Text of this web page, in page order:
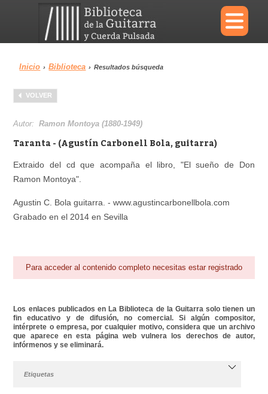
×
Menu
Biblioteca
Área personal
Inicio › Biblioteca › Resultados búsqueda
VOLVER
Autor:Ramon Montoya (1880-1949)
Taranta - (Agustín Carbonell Bola, guitarra)
Extraido del cd que acompaña el libro, "El sueño de Don
Ramon Montoya".
Agustin C. Bola guitarra. - www.agustincarbonellbola.com
Grabado en el 2014 en Sevilla
Para acceder al contenido completo necesitas estar registrado
Los enlaces publicados en La Biblioteca de la Guitarra solo tienen un
fin educativo y de difusión, no comercial. Si algún compositor,
intérprete o empresa, por cualquier motivo, considera que un archivo
que aparece en esta página web vulnera los derechos de autor,
infórmenos y se eliminará.
Etiquetas